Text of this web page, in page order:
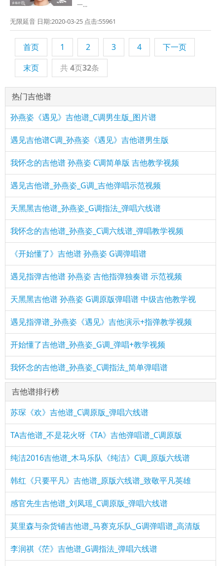
一...
无限延音 日期:2020-03-25 点击:55961
首页 1 2 3 4
下一页
末页
共4页32条
热门吉他谱
孙燕姿《遇见》吉他谱_C调男生版_图片谱
遇见吉他谱C调_孙燕姿《遇见》吉他谱男生版
我怀念的吉他谱 孙燕姿 C调简单版 吉他教学视频
遇见吉他谱_孙燕姿_G调_吉他弹唱示范视频
天黑黑吉他谱_孙燕姿_G调指法_弹唱六线谱
我怀念的吉他谱_孙燕姿_C调六线谱_弹唱教学视频
《开始懂了》吉他谱 孙燕姿 G调弹唱谱
遇见指弹吉他谱 孙燕姿 吉他指弹独奏谱 示范视频
天黑黑吉他谱 孙燕姿 G调原版弹唱谱 中级吉他教学视
遇见指弹谱_孙燕姿《遇见》吉他演示+指弹教学视频
开始懂了吉他谱_孙燕姿_G调_弹唱+教学视频
我怀念的吉他谱_孙燕姿_C调指法_简单弹唱谱
吉他谱排行榜
苏琛《欢》吉他谱_C调原版_弹唱六线谱
TA吉他谱_不是花火呀《TA》吉他弹唱谱_C调原版
纯洁2016吉他谱_木马乐队《纯洁》C调_原版六线谱
韩红《只要平凡》吉他谱_原版六线谱_致敬平凡英雄
感官先生吉他谱_刘凤瑶_C调原版_弹唱六线谱
莫里森与杂货铺吉他谱_马赛克乐队_G调弹唱谱_高清版
李润祺《茫》吉他谱_G调指法_弹唱六线谱